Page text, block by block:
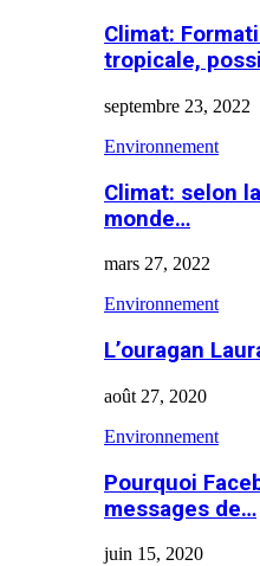
Climat:
tropicale,
septembre 23, 2022
Environnement
Climat: selon
monde…
mars 27, 2022
Environnement
L’ouragan
août 27, 2020
Environnement
Pourquoi
messages de…
juin 15, 2020